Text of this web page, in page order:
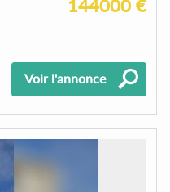
144000 €
Voir l'annonce